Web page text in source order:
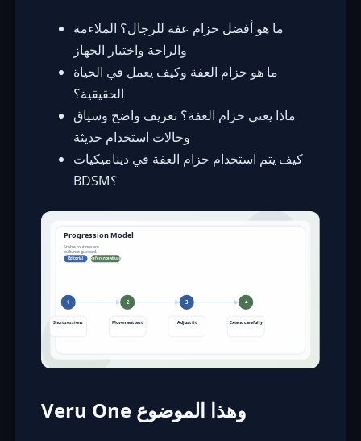
ما هو أفضل حزام عفة للرجال؟ الملاءمة
والراحة واختيار الجهاز
ما هو حزام العفة وكيف يعمل في الحياة
الحقيقية؟
ماذا يعني حزام العفة؟ تعريف واضح وسياق
وحالات استخدام حديثة
كيف يتم استخدام حزام العفة في ديناميكيات
BDSM؟
Veru One وهذا الموضوع